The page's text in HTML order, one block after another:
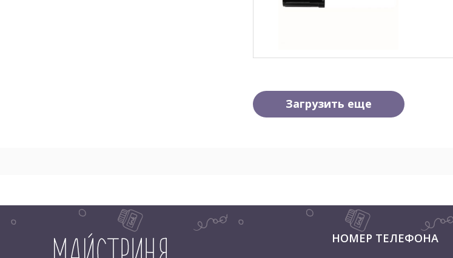
Загрузить еще
НОМЕР ТЕЛЕФОНА